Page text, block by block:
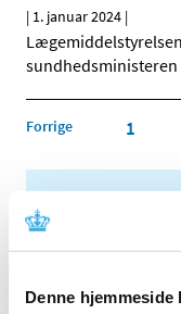
Denne
| 1. januar 2024 |
Forrige 1
2025 (158)